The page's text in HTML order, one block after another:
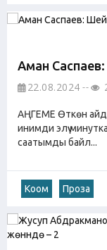
Аман
22.08.2024
АҢГЕМЕ Өткөн
инимди элүү
саатымды байл...
Коом Проза